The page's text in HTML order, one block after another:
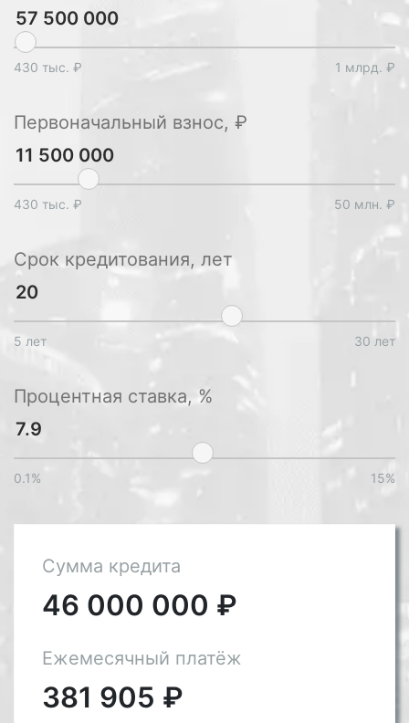
430 тыс. ₽ 1 млрд. ₽
Первоначальный взнос, ₽
430 тыс. ₽ 50 млн. ₽
Срок кредитования, лет
5 лет 30 лет
Процентная ставка, %
0.1% 15%
Сумма кредита
46 000 000 ₽
Ежемесячный платёж
381 905 ₽